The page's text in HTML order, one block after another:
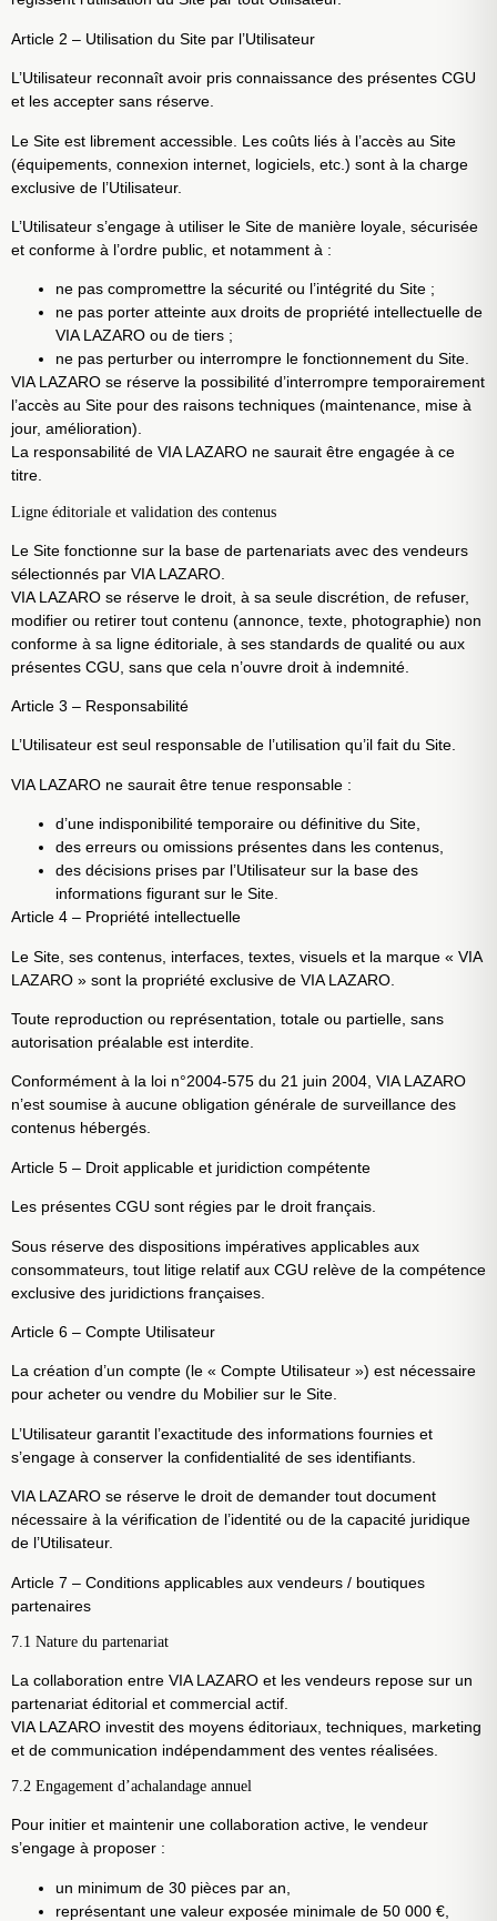
Article 2 – Utilisation du Site par l’Utilisateur
L’Utilisateur reconnaît avoir pris connaissance des présentes CGU
et les accepter sans réserve.
Le Site est librement accessible. Les coûts liés à l’accès au Site
(équipements, connexion internet, logiciels, etc.) sont à la charge
exclusive de l’Utilisateur.
L’Utilisateur s’engage à utiliser le Site de manière loyale, sécurisée
et conforme à l’ordre public, et notamment à :
ne pas compromettre la sécurité ou l’intégrité du Site ;
ne pas porter atteinte aux droits de propriété intellectuelle de
VIA LAZARO ou de tiers ;
ne pas perturber ou interrompre le fonctionnement du Site.
VIA LAZARO se réserve la possibilité d’interrompre temporairement
l’accès au Site pour des raisons techniques (maintenance, mise à
jour, amélioration).
La responsabilité de VIA LAZARO ne saurait être engagée à ce
titre.
Ligne éditoriale et validation des contenus
Le Site fonctionne sur la base de partenariats avec des vendeurs
sélectionnés par VIA LAZARO.
VIA LAZARO se réserve le droit, à sa seule discrétion, de refuser,
modifier ou retirer tout contenu (annonce, texte, photographie) non
conforme à sa ligne éditoriale, à ses standards de qualité ou aux
présentes CGU, sans que cela n’ouvre droit à indemnité.
Article 3 – Responsabilité
L’Utilisateur est seul responsable de l’utilisation qu’il fait du Site.
VIA LAZARO ne saurait être tenue responsable :
d’une indisponibilité temporaire ou définitive du Site,
des erreurs ou omissions présentes dans les contenus,
des décisions prises par l’Utilisateur sur la base des
informations figurant sur le Site.
Article 4 – Propriété intellectuelle
Le Site, ses contenus, interfaces, textes, visuels et la marque « VIA
LAZARO » sont la propriété exclusive de VIA LAZARO.
Toute reproduction ou représentation, totale ou partielle, sans
autorisation préalable est interdite.
Conformément à la loi n°2004-575 du 21 juin 2004, VIA LAZARO
n’est soumise à aucune obligation générale de surveillance des
contenus hébergés.
Article 5 – Droit applicable et juridiction compétente
Les présentes CGU sont régies par le droit français.
Sous réserve des dispositions impératives applicables aux
consommateurs, tout litige relatif aux CGU relève de la compétence
exclusive des juridictions françaises.
Article 6 – Compte Utilisateur
La création d’un compte (le « Compte Utilisateur ») est nécessaire
pour acheter ou vendre du Mobilier sur le Site.
L’Utilisateur garantit l’exactitude des informations fournies et
s’engage à conserver la confidentialité de ses identifiants.
VIA LAZARO se réserve le droit de demander tout document
nécessaire à la vérification de l’identité ou de la capacité juridique
de l’Utilisateur.
Article 7 – Conditions applicables aux vendeurs / boutiques
partenaires
7.1 Nature du partenariat
La collaboration entre VIA LAZARO et les vendeurs repose sur un
partenariat éditorial et commercial actif.
VIA LAZARO investit des moyens éditoriaux, techniques, marketing
et de communication indépendamment des ventes réalisées.
7.2 Engagement d’achalandage annuel
Pour initier et maintenir une collaboration active, le vendeur
s’engage à proposer :
un minimum de 30 pièces par an,
représentant une valeur exposée minimale de 50 000 €,